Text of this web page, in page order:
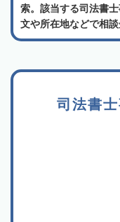
索。該当する司法書
文や所在地などで相談
司法書